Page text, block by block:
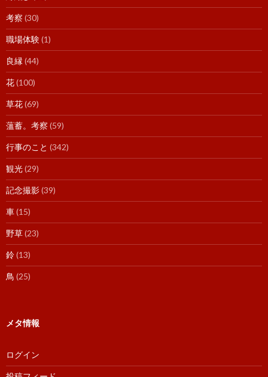
考察 (30)
職場体験(1)
良縁 (44)
花(100)
草花(69)
薀蓄。考察 (59)
行事のこと (342)
観光(29)
記念撮影(39)
車(15)
野草(23)
鈴(13)
鳥 (25)
メタ情報
ログイン